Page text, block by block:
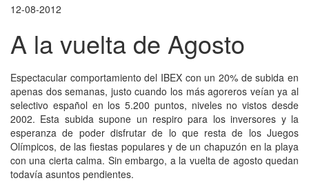
12-08-2012
A la vuelta de Agosto
Espectacular comportamiento del IBEX con un 20% de subida en
apenas dos semanas, justo cuando los más agoreros veían ya al
selectivo español en los 5.200 puntos, niveles no vistos desde
2002. Esta subida supone un respiro para los inversores y la
esperanza de poder disfrutar de lo que resta de los Juegos
Olímpicos, de las fiestas populares y de un chapuzón en la playa
con una cierta calma. Sin embargo, a la vuelta de agosto quedan
todavía asuntos pendientes.